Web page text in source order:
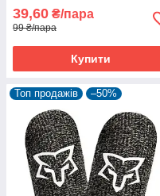
39,60 ₴/пара
99 ₴/пара
Купити
Топ продажів –50%